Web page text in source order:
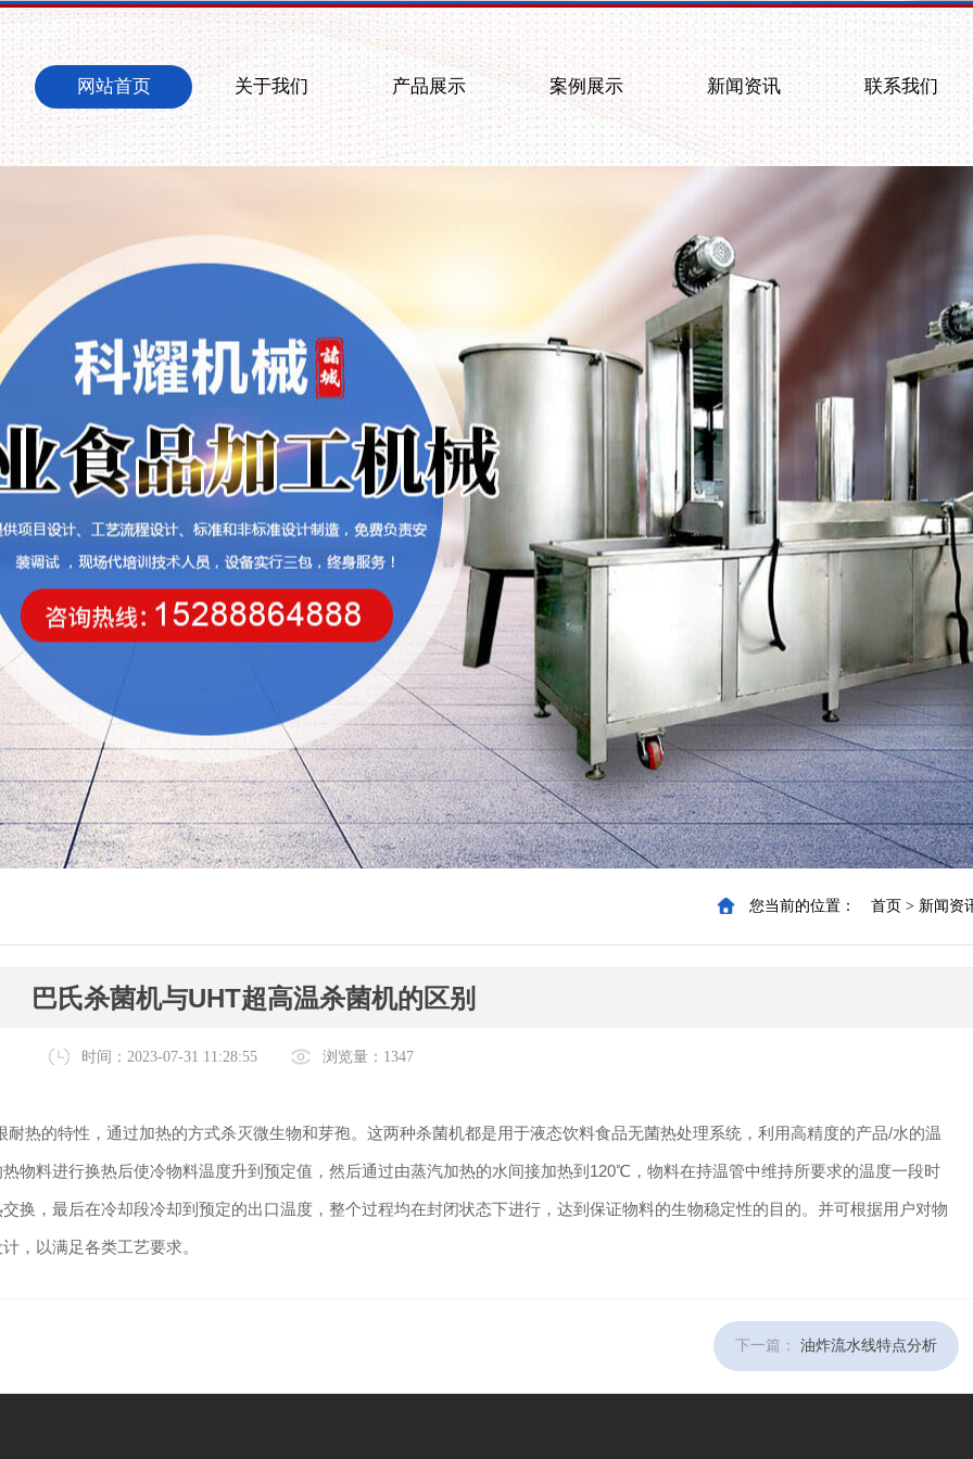
网站首页 关于我们 产品展示 案例展示 新闻资讯 联系我们
您当前的位置： 首页 > 新闻资
巴氏杀菌机与UHT超高温杀菌机的区别
时间：2023-07-31 11:28:55 浏览量：1347
热的特性，通过加热的方式杀灭微生物和芽孢。这两种杀菌机都是用于液态饮料食品无菌热处理系统，利用高精度的产品/水的温
物料进行换热后使冷物料温度升到预定值，然后通过由蒸汽加热的水间接加热到 120℃ ，物料在持温管中维持所要求的温度一段时
换，最后在冷却段冷却到预定的出口温度，整个过程均在封闭状态下进行，达到保证物料的生物稳定性的目的。并可根据用户对物
，以满足各类工艺要求。
下一篇： 油炸流水线特点分析